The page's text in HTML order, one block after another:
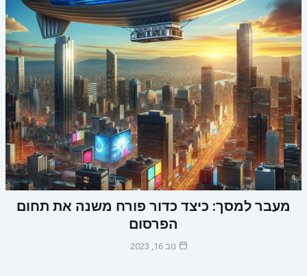
מעבר למסך: כיצד כדור פורח משנה את תחום
הפרסום
נוב 16, 2023